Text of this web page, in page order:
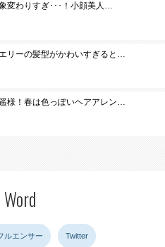
変わりすぎ･･･！小顔美人…
リーの髪型がかわいすぎると…
様！春は色っぽいヘアアレン…
ルエンサー Twitter